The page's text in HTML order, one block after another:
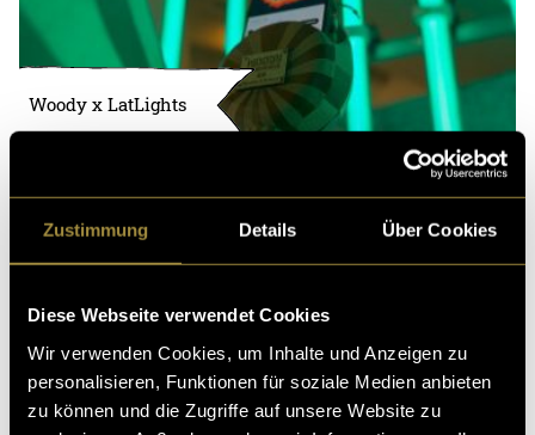
Zustimmung Details Über Cookies
Diese Webseite verwendet Cookies
Wir verwenden Cookies, um Inhalte und Anzeigen zu
personalisieren, Funktionen für soziale Medien anbieten
zu können und die Zugriffe auf unsere Website zu
Woody x LatLights